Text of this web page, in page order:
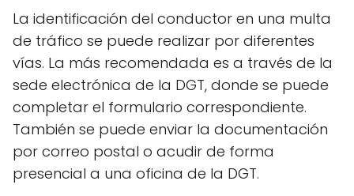
La identificación del conductor en una multa
de tráfico se puede realizar por diferentes
vías. La más recomendada es a través de la
sede electrónica de la DGT, donde se puede
completar el formulario correspondiente.
También se puede enviar la documentación
por correo postal o acudir de forma
presencial a una oficina de la DGT.